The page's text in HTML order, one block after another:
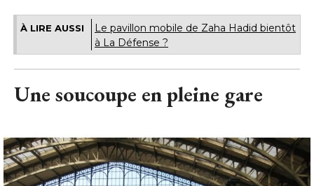
À LIRE AUSSI
Le pavillon mobile de Zaha Hadid bientôt
à La Défense ?
Une soucoupe en pleine gare